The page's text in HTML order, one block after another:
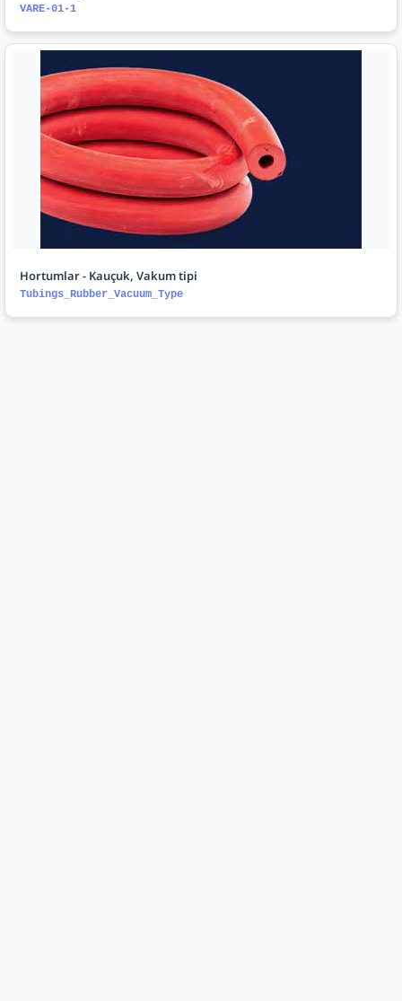
VARE-01-1
Hortumlar - Kauçuk, Vakum tipi
Tubings_Rubber_Vacuum_Type